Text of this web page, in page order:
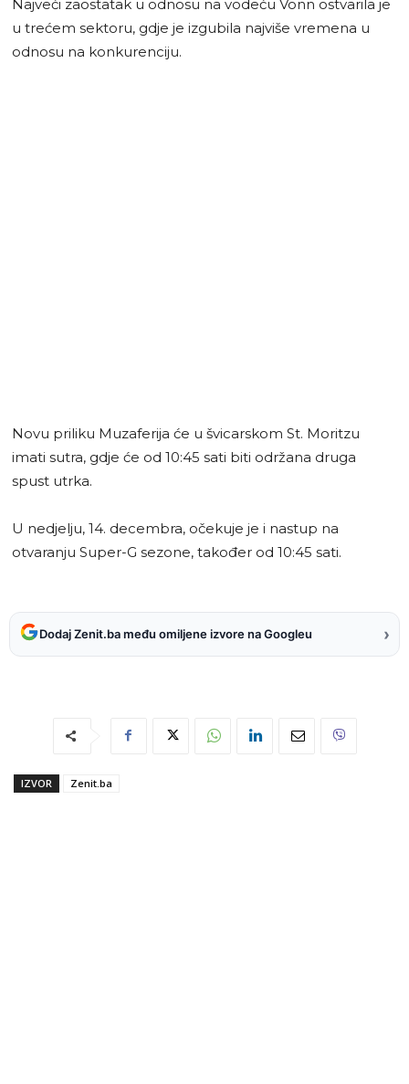
Najveći zaostatak u odnosu na vodeću Vonn ostvarila je
u trećem sektoru, gdje je izgubila najviše vremena u
odnosu na konkurenciju.
Novu priliku Muzaferija će u švicarskom St. Moritzu
imati sutra, gdje će od 10:45 sati biti održana druga
spust utrka.
U nedjelju, 14. decembra, očekuje je i nastup na
otvaranju Super-G sezone, također od 10:45 sati.
Dodaj Zenit.ba među omiljene izvore na Googleu ›
IZVOR Zenit.ba